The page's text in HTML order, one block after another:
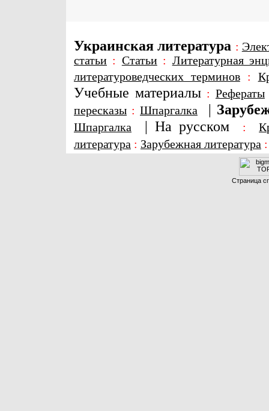
Украинская литература :
статьи : Статьи: Литературная
литературоведческих терминов:
Учебные материалы : Рефераты
пересказы : Шпаргалка |
Шпаргалка | На русском :
литература : Зарубежная литература
Страница